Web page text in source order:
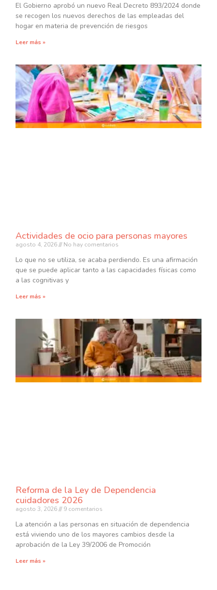
El Gobierno aprobó un nuevo Real Decreto 893/2024 donde
se recogen los nuevos derechos de las empleadas del
hogar en materia de prevención de riesgos
Leer más »
Actividades de ocio para personas mayores
agosto 4, 2026 No hay comentarios
Lo que no se utiliza, se acaba perdiendo. Es una afirmación
que se puede aplicar tanto a las capacidades físicas como
a las cognitivas y
Leer más »
Reforma de la Ley de Dependencia
cuidadores 2026
agosto 3, 2026 9 comentarios
La atención a las personas en situación de dependencia
está viviendo uno de los mayores cambios desde la
aprobación de la Ley 39/2006 de Promoción
Leer más »